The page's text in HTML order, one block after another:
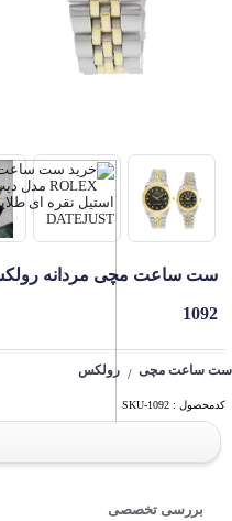
1092
ست ساعت مچی / رولکس
کدمحصول : SKU-1092
بررسی تخصصی